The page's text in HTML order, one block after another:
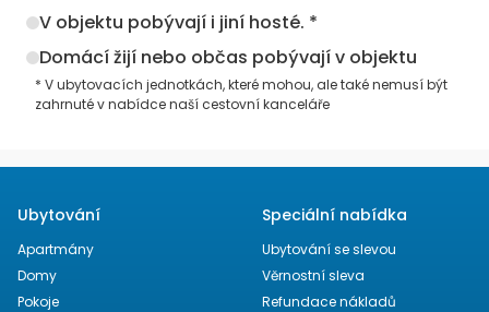
V objektu pobývají i jiní hosté. *
Domácí žijí nebo občas pobývají v objektu
* V ubytovacích jednotkách, které mohou, ale také nemusí být
zahrnuté v nabídce naší cestovní kanceláře
Ubytování
Apartmány
Domy
Pokoje
Speciální nabídka
Ubytování se slevou
Věrnostní sleva
Refundace nákladů